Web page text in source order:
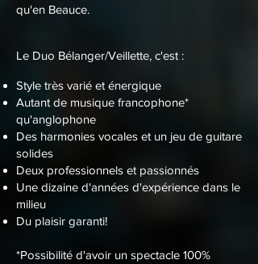
qu'en Beauce.
Le Duo Bélanger/Veillette, c'est :
Style très varié et énergique
Autant de musique francophone*
qu'anglophone
Des harmonies vocales et un jeu de guitare
solides
Deux professionnels et passionnés
Une dizaine d'années d'expérience dans le
milieu
Du plaisir garanti!
*Possibilité d'avoir un spectacle 100%